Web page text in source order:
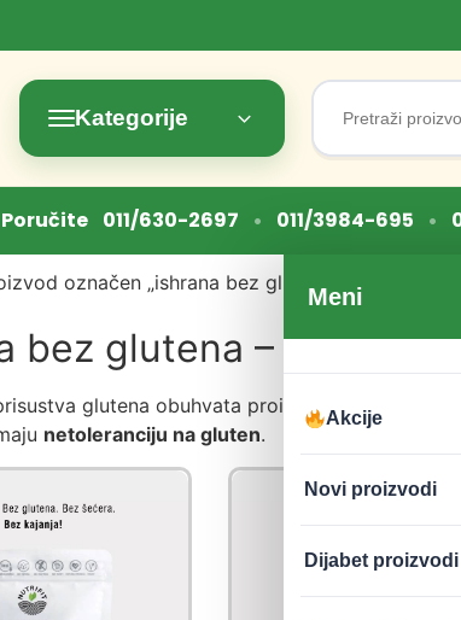
Kategorije
Search
for:
Poručite 011/630-2697 • 011/3984-695 •
Meni
Akcije
Novi proizvodi
Dijabet proizvodi
označen „ishrana bez glutena“
bez glutena – Zdrav
glutena obuhvata proizvode koji su
netoleranciju na gluten.